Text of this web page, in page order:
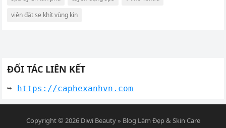
viên đặt se khít vùng kín
ĐỐI TÁC LIÊN KẾT
➥ https://caphexanhvn.com
Copyright © 2026 Diwi Beauty » Blog Làm Đẹp & Skin Care